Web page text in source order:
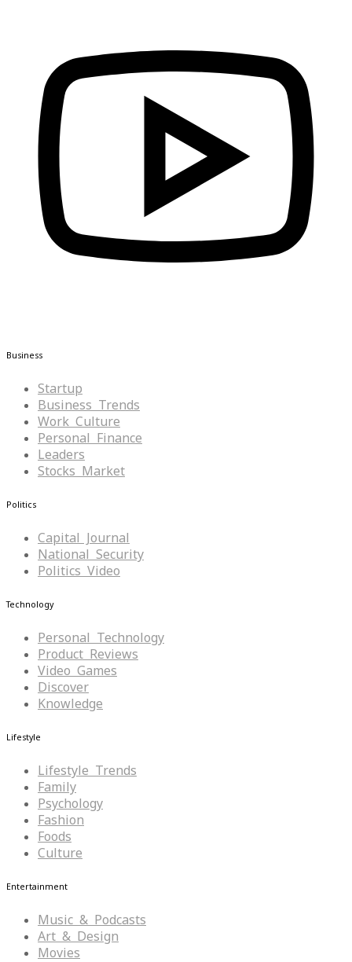
Business
Startup
Business Trends
Work Culture
Personal Finance
Leaders
Stocks Market
Politics
Capital Journal
National Security
Politics Video
Technology
Personal Technology
Product Reviews
Video Games
Discover
Knowledge
Lifestyle
Lifestyle Trends
Family
Psychology
Fashion
Foods
Culture
Entertainment
Music & Podcasts
Art & Design
Movies